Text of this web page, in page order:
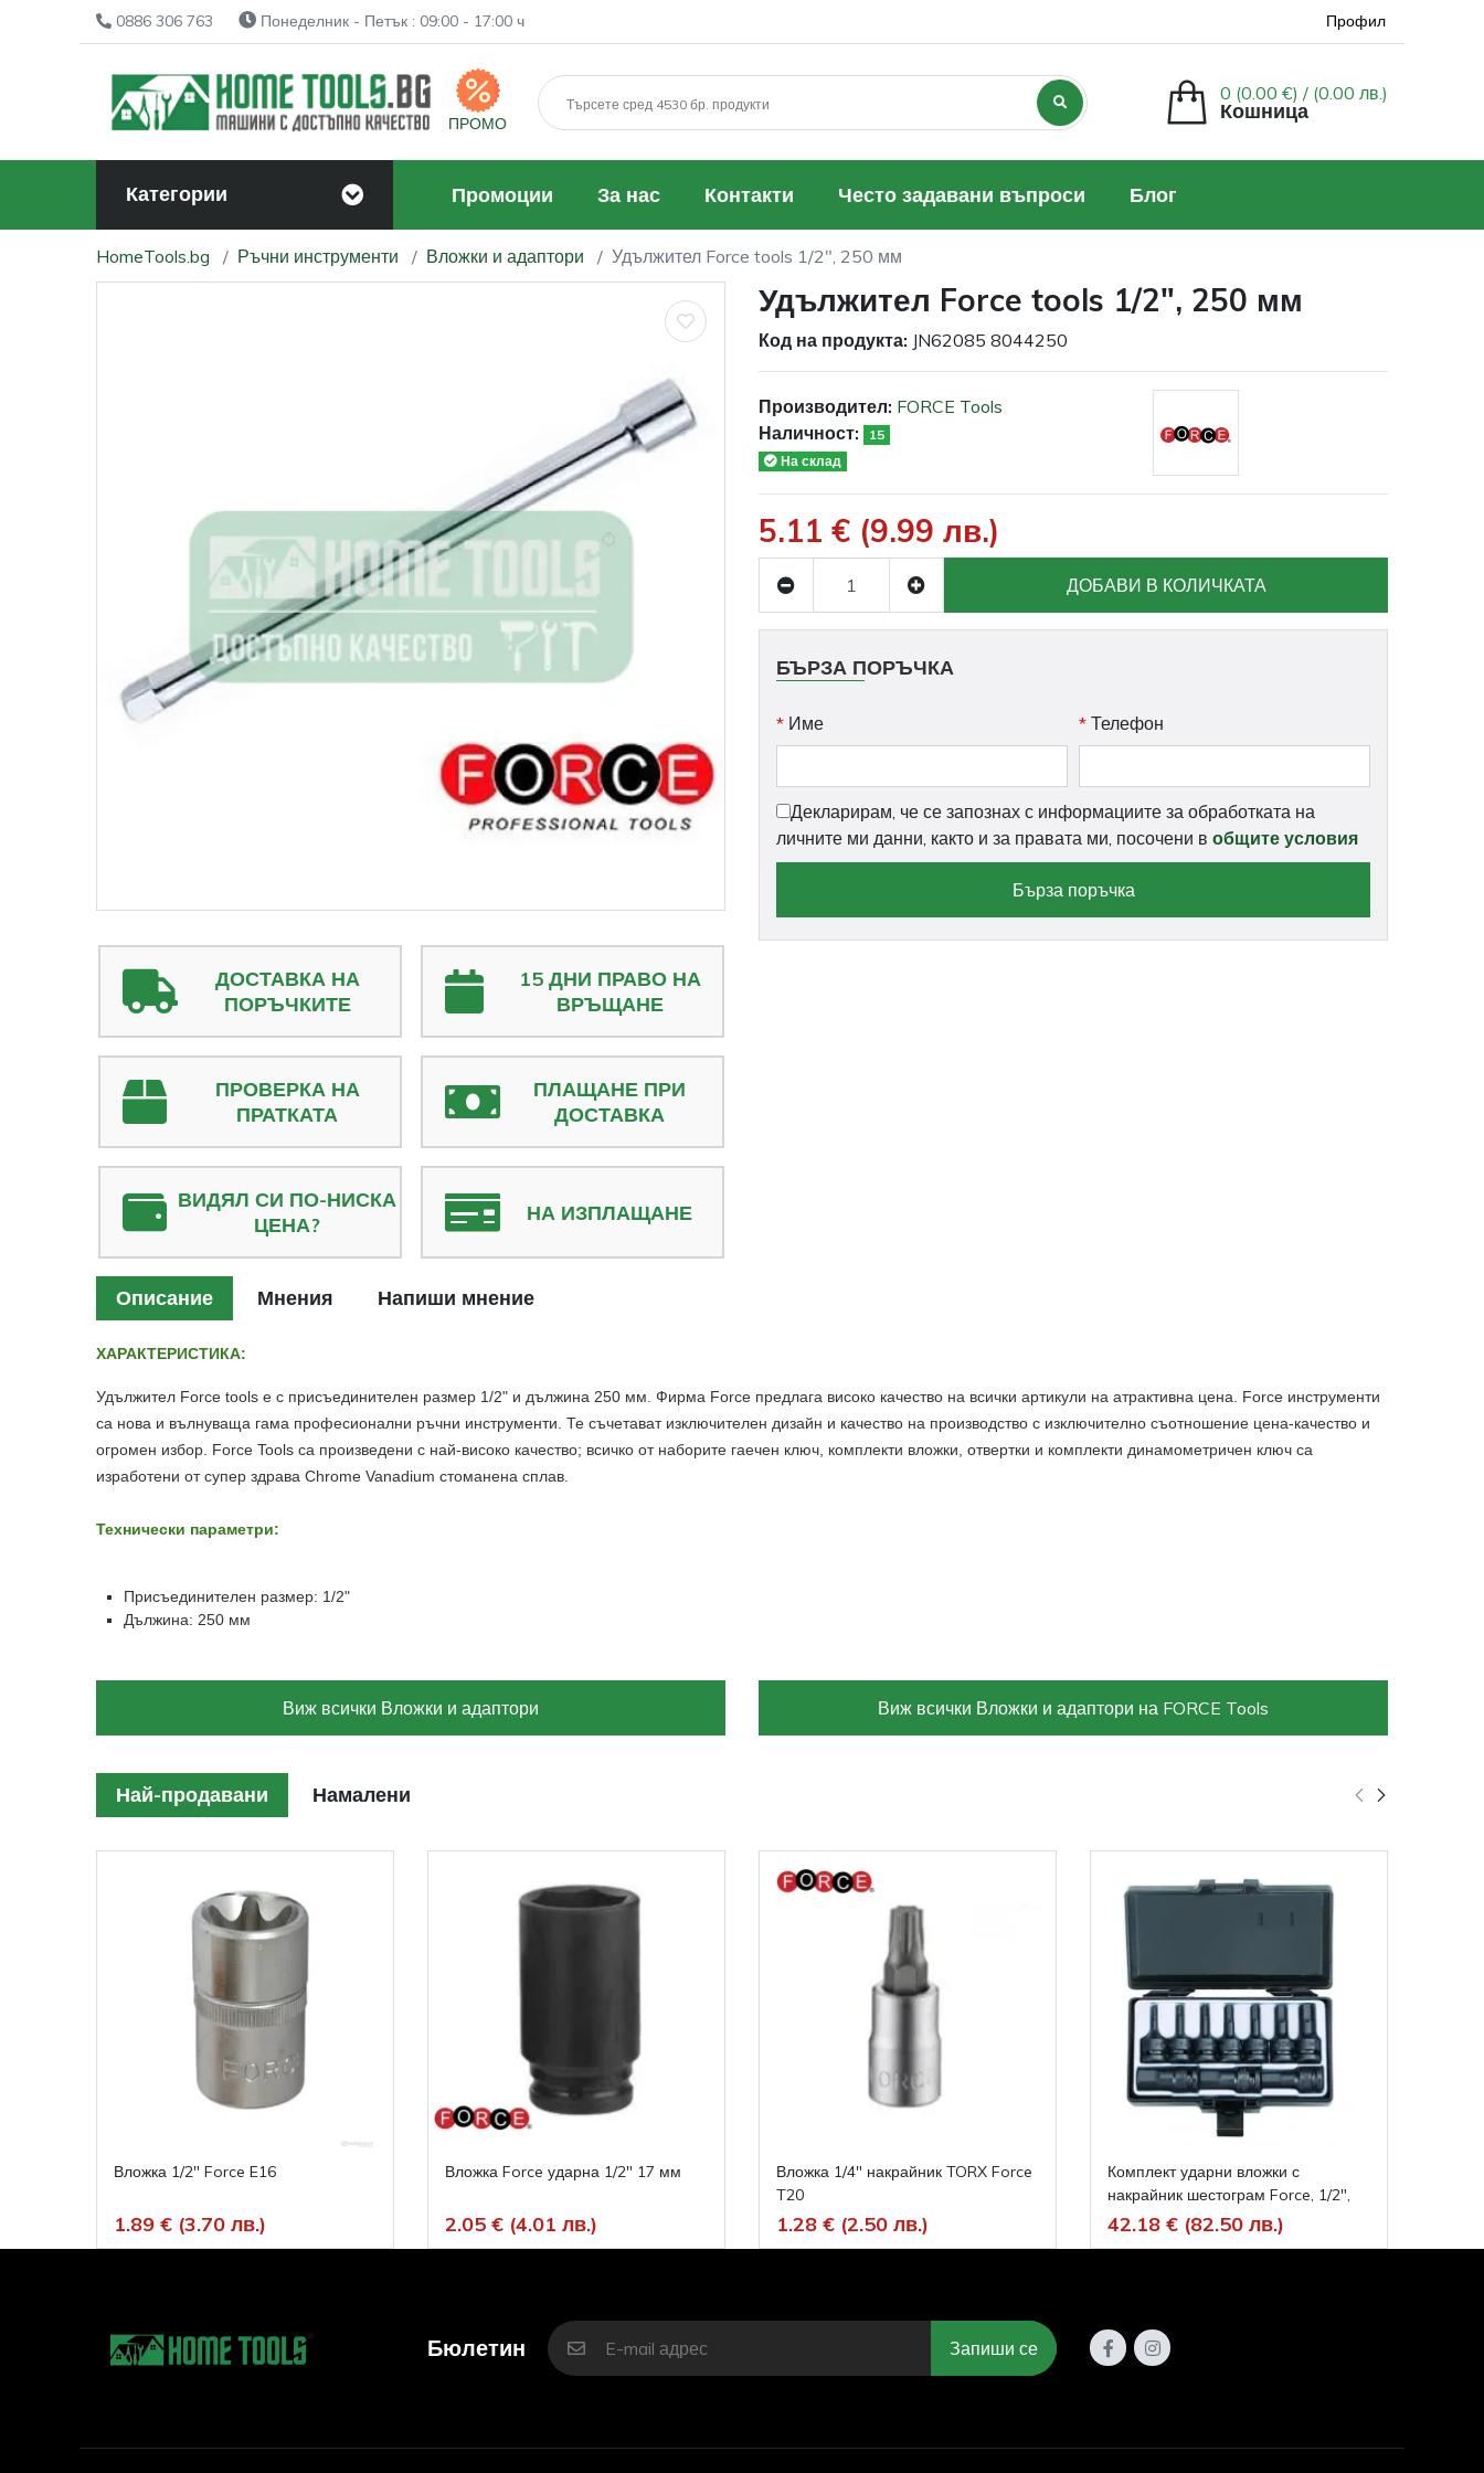
0886 306 763 Понеделник - Петък : 09:00 - 17:00 ч Профил
ПРОМО
Кошница
0 (0.00 €) / (0.00 лв.)
Категории Промоции За нас Контакти Често задавани въпроси Блог
HomeTools.bg Ръчни инструменти Вложки и адаптори Удължител Force tools 1/2", 250 мм
ДОСТАВКА НА
ПОРЪЧКИТЕ
15 ДНИ ПРАВО НА
ВРЪЩАНЕ
ПРОВЕРКА НА
ПРАТКАТА
ПЛАЩАНЕ ПРИ
ДОСТАВКА
ВИДЯЛ СИ ПО-НИСКА
ЦЕНА?
НА ИЗПЛАЩАНЕ
Удължител Force tools 1/2", 250 мм
Код на продукта: JN62085 8044250
Производител: FORCE Tools
Наличност:
15
На склад
5.11 € (9.99 лв.)
ДОБАВИ В КОЛИЧКАТА
БЪРЗА ПОРЪЧКА
* Име * Телефон
Декларирам, че се запознах с информациите за обработката на
личните ми данни, както и за правата ми, посочени в общите условия
Бърза поръчка
Описание Мнения Напиши мнение
ХАРАКТЕРИСТИКА:
Удължител Force tools е с присъединителен размер 1/2" и дължина 250 мм. Фирма Force предлага високо качество на всички артикули на атрактивна цена. Force инструменти
са нова и вълнуваща гама професионални ръчни инструменти. Те съчетават изключителен дизайн и качество на производство с изключително съотношение цена-качество и
огромен избор. Force Tools са произведени с най-високо качество; всичко от наборите гаечен ключ, комплекти вложки, отвертки и комплекти динамометричен ключ са
изработени от супер здрава Chrome Vanadium стоманена сплав.
Технически параметри:
Присъединителен размер: 1/2"
Дължина: 250 мм
Виж всички Вложки и адаптори Виж всички Вложки и адаптори на FORCE Tools
Най-продавани Намалени
Вложка 1/2" Force E16
1.89 € (3.70 лв.)
Вложка Force ударна 1/2" 17 мм
2.05 € (4.01 лв.)
Вложка 1/4" накрайник TORX Force
T20
1.28 € (2.50 лв.)
Комплект ударни вложки с
накрайник шестограм Force, 1/2",
10 броя
42.18 € (82.50 лв.)
Бюлетин Запиши се